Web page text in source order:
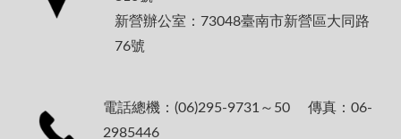
新營辦公室：73048臺南市新營區大同路
76號
電話總機：(06)295-9731～50 傳真：06-
2985446